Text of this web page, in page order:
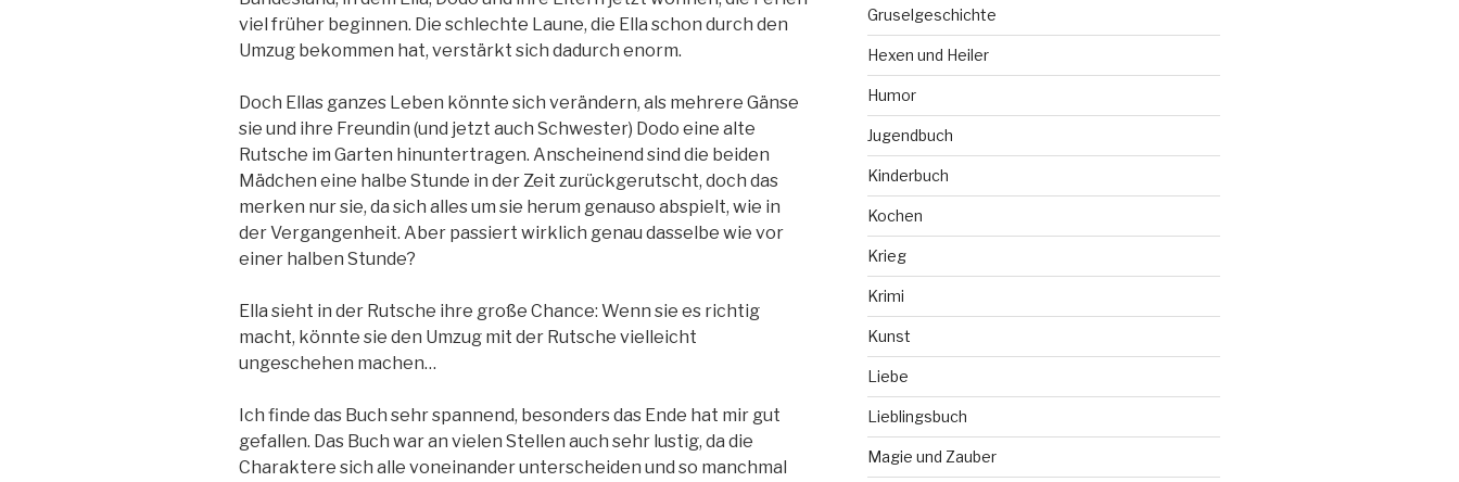
viel früher beginnen. Die schlechte Laune, die Ella schon durch den
Umzug bekommen hat, verstärkt sich dadurch enorm.
Doch Ellas ganzes Leben könnte sich verändern, als mehrere Gänse
sie und ihre Freundin (und jetzt auch Schwester) Dodo eine alte
Rutsche im Garten hinuntertragen. Anscheinend sind die beiden
Mädchen eine halbe Stunde in der Zeit zurückgerutscht, doch das
merken nur sie, da sich alles um sie herum genauso abspielt, wie in
der Vergangenheit. Aber passiert wirklich genau dasselbe wie vor
einer halben Stunde?
Ella sieht in der Rutsche ihre große Chance: Wenn sie es richtig
macht, könnte sie den Umzug mit der Rutsche vielleicht
ungeschehen machen…
Ich finde das Buch sehr spannend, besonders das Ende hat mir gut
gefallen. Das Buch war an vielen Stellen auch sehr lustig, da die
Charaktere sich alle voneinander unterscheiden und so manchmal
Gruselgeschichte
Hexen und Heiler
Humor
Jugendbuch
Kinderbuch
Kochen
Krieg
Krimi
Kunst
Liebe
Lieblingsbuch
Magie und Zauber